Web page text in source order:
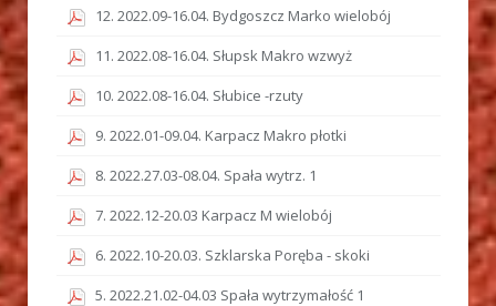
12. 2022.09-16.04. Bydgoszcz Marko wielobój
11. 2022.08-16.04. Słupsk Makro wzwyż
10. 2022.08-16.04. Słubice -rzuty
9. 2022.01-09.04. Karpacz Makro płotki
8. 2022.27.03-08.04. Spała wytrz. 1
7. 2022.12-20.03 Karpacz M wielobój
6. 2022.10-20.03. Szklarska Poręba - skoki
5. 2022.21.02-04.03 Spała wytrzymałość 1